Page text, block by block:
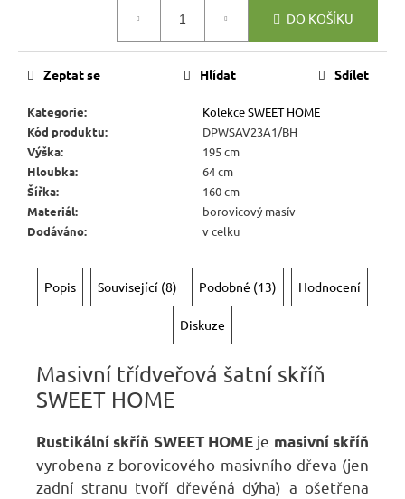
DO KOŠÍKU
Kategorie:
Kolekce SWEET HOME
Kód produktu:
DPWSAV23A1/BH
Výška:
195 cm
Hloubka:
64 cm
Šířka:
160 cm
Materiál:
borovicový masív
Dodáváno: v celku
Zeptat se Hlídat Sdílet
Popis Související (8) Podobné (13) Hodnocení
Diskuze
Masivní třídveřová šatní skříň
SWEET HOME
Rustikální skříň SWEET HOME je masivní skříň
vyrobena z borovicového masivního dřeva (jen
zadní stranu tvoří dřevěná dýha) a ošetřena